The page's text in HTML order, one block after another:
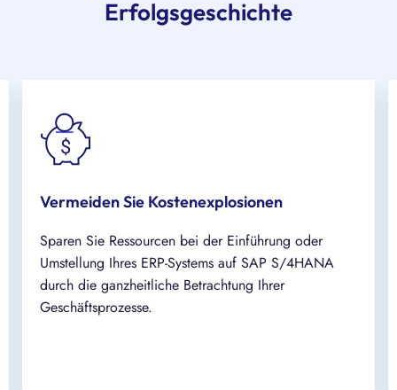
Erfolgsgeschichte
Vermeiden Sie Kostenexplosionen
Sparen Sie Ressourcen bei der Einführung oder
Umstellung Ihres ERP-Systems auf SAP S/4HANA
durch die ganzheitliche Betrachtung Ihrer
Geschäftsprozesse.